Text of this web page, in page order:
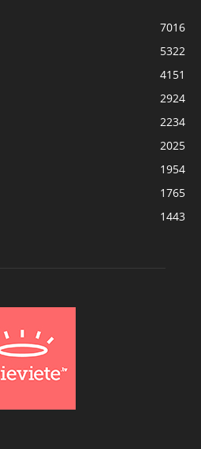
7016
5322
4151
2924
2234
2025
1954
1765
1443